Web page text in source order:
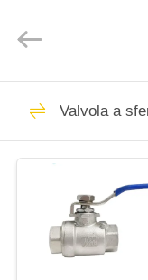
CASA.
PRODOTTI
Equipment
Rights
Valvola a